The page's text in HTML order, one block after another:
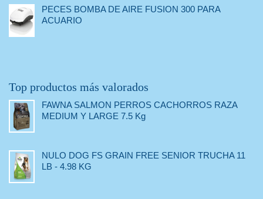
PECES BOMBA DE AIRE FUSION 300 PARA
ACUARIO
Top productos más valorados
FAWNA SALMON PERROS CACHORROS RAZA
MEDIUM Y LARGE 7.5 Kg
NULO DOG FS GRAIN FREE SENIOR TRUCHA 11
LB - 4.98 KG